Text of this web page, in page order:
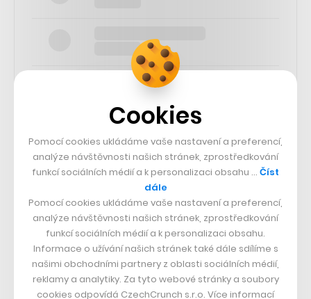
SLEDUJTE NÁS
73k
25k
Cookies
Pomocí cookies ukládáme vaše nastavení a preferencí,
analýze návštěvnosti našich stránek, zprostředkování
funkcí sociálních médií a k personalizaci obsahu … Číst
dále
Pomocí cookies ukládáme vaše nastavení a preferencí,
analýze návštěvnosti našich stránek, zprostředkování
funkcí sociálních médií a k personalizaci obsahu.
Informace o užívání našich stránek také dále sdílíme s
našimi obchodními partnery z oblasti sociálních médií,
reklamy a analytiky. Za tyto webové stránky a soubory
cookies odpovídá CzechCrunch s.r.o. Více informací